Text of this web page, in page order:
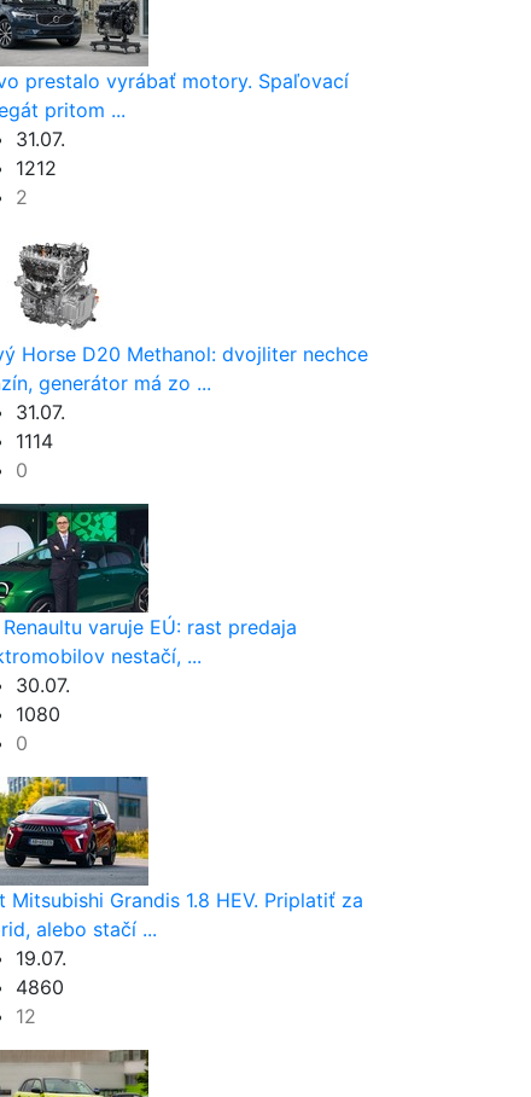
prestalo vyrábať motory. Spaľovací
pritom ...
31.07.
1212
2
Horse D20 Methanol: dvojliter nechce
generátor má zo ...
31.07.
1114
0
varuje EÚ: rast predaja
nestačí, ...
30.07.
1080
0
Mitsubishi Grandis 1.8 HEV. Priplatiť za
alebo stačí ...
19.07.
4860
12